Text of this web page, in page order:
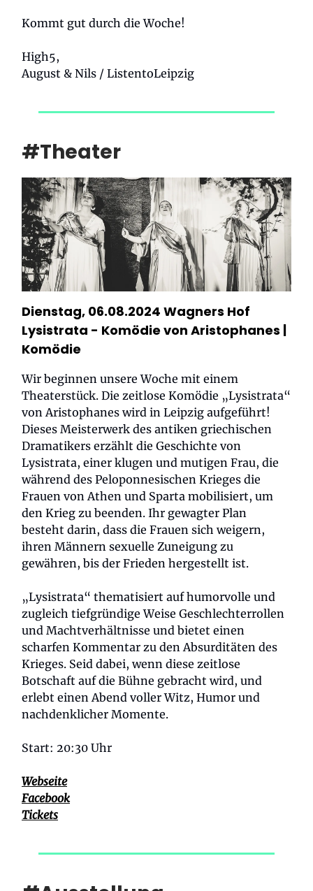
Kommt gut durch die Woche!
High5,
August & Nils / ListentoLeipzig
#Theater
Dienstag, 06.08.2024 Wagners Hof
Lysistrata - Komödie von Aristophanes
Komödie
Wir beginnen unsere Woche mit einem
Theaterstück. Die zeitlose Komödie „Lysistrata“
von Aristophanes wird in Leipzig aufgeführt!
Dieses Meisterwerk des antiken griechischen
Dramatikers erzählt die Geschichte von
Lysistrata, einer klugen und mutigen Frau, die
während des Peloponnesischen Krieges die
Frauen von Athen und Sparta mobilisiert, um
den Krieg zu beenden. Ihr gewagter Plan
besteht darin, dass die Frauen sich weigern,
ihren Männern sexuelle Zuneigung zu
gewähren, bis der Frieden hergestellt ist.
„Lysistrata“ thematisiert auf humorvolle und
zugleich tiefgründige Weise Geschlechterrollen
und Machtverhältnisse und bietet einen
scharfen Kommentar zu den Absurditäten des
Krieges. Seid dabei, wenn diese zeitlose
Botschaft auf die Bühne gebracht wird, und
erlebt einen Abend voller Witz, Humor und
nachdenklicher Momente.
Start: 20:30 Uhr
Webseite
Facebook
Tickets